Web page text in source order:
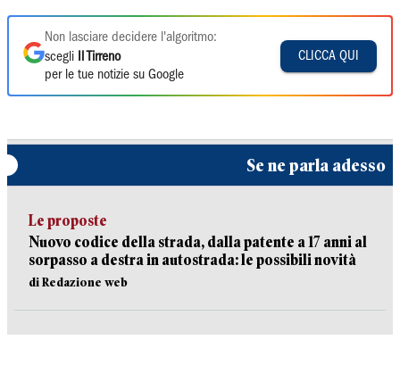
Non lasciare decidere l'algoritmo:
scegli
Il Tirreno
per le tue notizie su Google
CLICCA QUI
Se ne parla adesso
Le proposte
Nuovo codice della strada, dalla patente a 17 anni al
sorpasso a destra in autostrada: le possibili novità
di Redazione web